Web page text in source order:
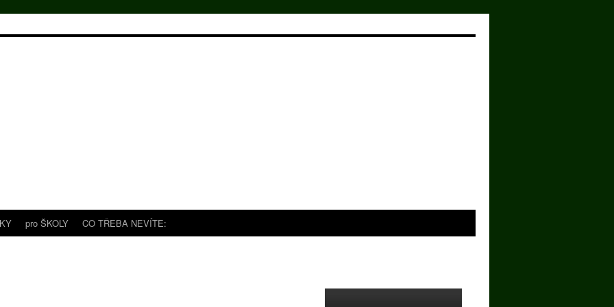
pro ŠKOLY CO TŘEBA NEVÍTE: